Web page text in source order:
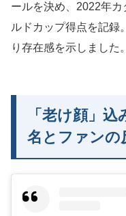
ールを決め、2022年
ルドカップ得点を記録
り存在感を示しました。
「老け顔」
名とファンの